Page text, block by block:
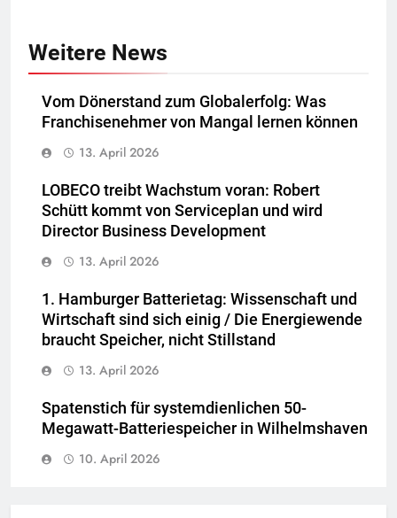
Weitere News
Vom Dönerstand zum Globalerfolg: Was
Franchisenehmer von Mangal lernen können
13. April 2026
LOBECO treibt Wachstum voran: Robert
Schütt kommt von Serviceplan und wird
Director Business Development
13. April 2026
1. Hamburger Batterietag: Wissenschaft und
Wirtschaft sind sich einig / Die Energiewende
braucht Speicher, nicht Stillstand
13. April 2026
Spatenstich für systemdienlichen 50-
Megawatt-Batteriespeicher in Wilhelmshaven
10. April 2026